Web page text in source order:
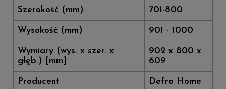
Szerokość (mm) 701-800
Wysokość (mm) 901 - 1000
Wymiary (wys. x szer. x
głęb.) [mm]
902 x 800 x
609
Producent Defro Home